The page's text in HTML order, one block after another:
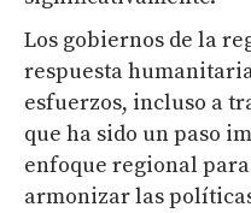
Los gobiernos de la
respuesta
esfuerzos, incluso a
que ha sido un paso
enfoque regional
armonizar las